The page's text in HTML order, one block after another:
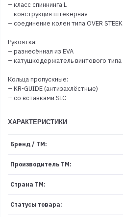
– класс спиннинга L
– конструкция штекерная
– соединение колен типа OVER STEEK
Рукоятка:
– разнесённая из EVA
– катушкодержатель винтового типа
Кольца пропускные:
– KR-GUIDE (антизахлёстные)
– со вставками SIC
ХАРАКТЕРИСТИКИ
Бренд / ТМ:
Производитель ТМ:
Страна ТМ:
Статусы товара: